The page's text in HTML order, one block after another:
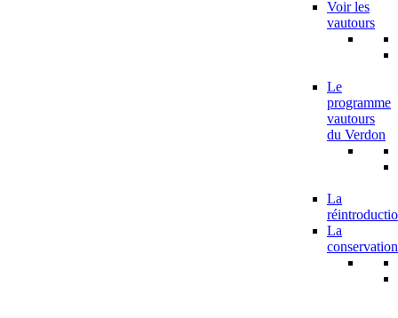
Voir les
vautours
Le
programme
vautours
du Verdon
La
La
conservation